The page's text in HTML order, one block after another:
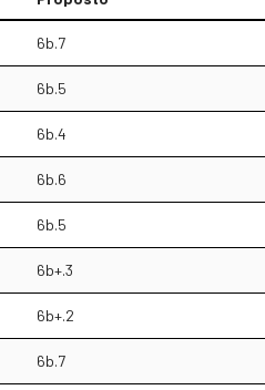
6b.7
6b.5
6b.4
6b.6
6b.5
6b+.3
6b+.2
6b.7